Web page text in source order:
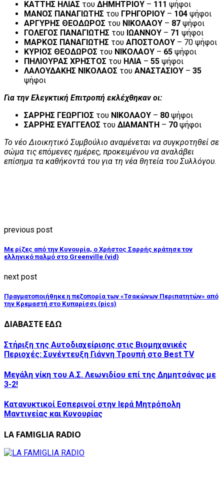
ΚΑΤΤΗΣ ΗΛΙΑΣ του ΔΗΜΗΤΡΙΟΥ – 111 ψήφοι
ΜΑΝΟΣ ΠΑΝΑΓΙΩΤΗΣ του ΓΡΗΓΟΡΙΟΥ – 104 ψήφοι
ΑΡΓΥΡΗΣ ΘΕΟΔΩΡΟΣ του ΝΙΚΟΛΑΟΥ – 87 ψήφοι
ΓΟΛΕΓΟΣ ΠΑΝΑΓΙΩΤΗΣ του ΙΩΑΝΝΟΥ – 71 ψήφοι
ΜΑΡΚΟΣ ΠΑΝΑΓΙΩΤΗΣ του ΑΠΟΣΤΟΛΟΥ – 70 ψήφοι
ΚΥΡΙΟΣ ΘΕΟΔΩΡΟΣ του ΝΙΚΟΛΑΟΥ – 65 ψήφοι
ΠΗΛΙΟΥΡΑΣ ΧΡΗΣΤΟΣ του ΗΛΙΑ – 55 ψήφοι
ΛΑΛΟΥΔΑΚΗΣ ΝΙΚΟΛΑΟΣ του ΑΝΑΣΤΑΣΙΟΥ – 35
ψήφοι
Για την Ελεγκτική Επιτροπή εκλέχθηκαν οι:
ΣΑΡΡΗΣ ΓΕΩΡΓΙΟΣ του ΝΙΚΟΛΑΟΥ – 80 ψήφοι
ΣΑΡΡΗΣ ΕΥΑΓΓΕΛΟΣ του ΔΙΑΜΑΝΤΗ – 70 ψήφοι
Το νέο Διοικητικό Συμβούλιο αναμένεται να συγκροτηθεί σε
σώμα τις επόμενες ημέρες, προκειμένου να αναλάβει
επίσημα τα καθήκοντά του για τη νέα θητεία του Συλλόγου.
previous post
Με ρίζες από την Κυνουρία, ο Χρήστος Σαρρής κράτησε τον
ελληνικό παλμό στο Greenville (vid)
next post
Πραγματοποιήθηκε η πεζοπορία των «Τσακώνων Περιπατητών» από
την Κρεμαστή στο Κυπαρίσσι (pics)
ΔΙΑΒΑΣΤΕ ΕΔΩ
Στήριξη της Αυτοδιαχείρισης στις Βιομηχανικές
Περιοχές: Συνέντευξη Γιάννη Τρουπή στο Best TV
Μεγάλη νίκη του Α.Σ. Λεωνιδίου επί της Δημητσάνας με
3-2!
Κατανυκτικοί Εσπερινοί στην Ιερά Μητρόπολη
Μαντινείας και Κυνουρίας
LA FAMIGLIA RADIO